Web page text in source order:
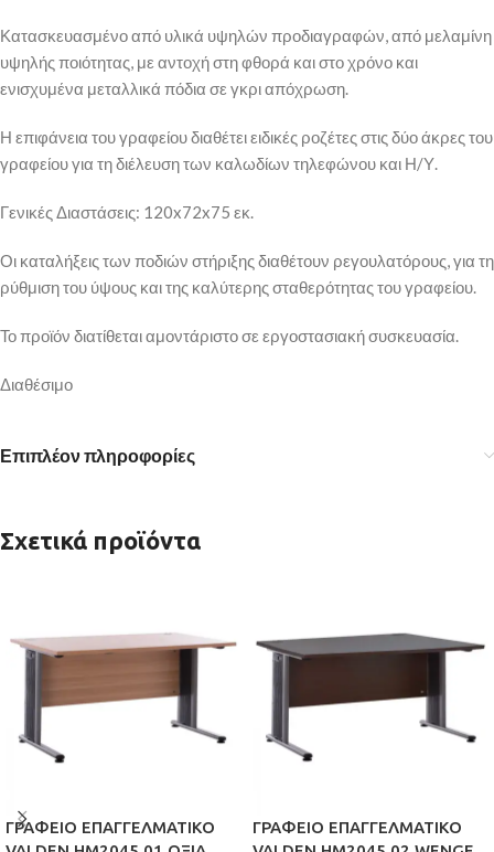
Κατασκευασμένο από υλικά υψηλών προδιαγραφών, από μελαμίνη
υψηλής ποιότητας, με αντοχή στη φθορά και στο χρόνο και
ενισχυμένα μεταλλικά πόδια σε γκρι απόχρωση.
Η επιφάνεια του γραφείου διαθέτει ειδικές ροζέτες στις δύο άκρες του
γραφείου για τη διέλευση των καλωδίων τηλεφώνου και Η/Υ.
Γενικές Διαστάσεις: 120x72x75 εκ.
Οι καταλήξεις των ποδιών στήριξης διαθέτουν ρεγουλατόρους, για τη
ρύθμιση του ύψους και της καλύτερης σταθερότητας του γραφείου.
Το προϊόν διατίθεται αμοντάριστο σε εργοστασιακή συσκευασία.
Διαθέσιμο
Επιπλέον πληροφορίες
Σχετικά προϊόντα
ΓΡΑΦΕΙΟ ΕΠΑΓΓΕΛΜΑΤΙΚΟ
ΓΡΑΦΕΙΟ ΕΠΑΓΓΕΛΜΑΤΙΚΟ